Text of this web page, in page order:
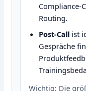
Routing.
Post‑Call ist
Gespräche
Wichtig: Die